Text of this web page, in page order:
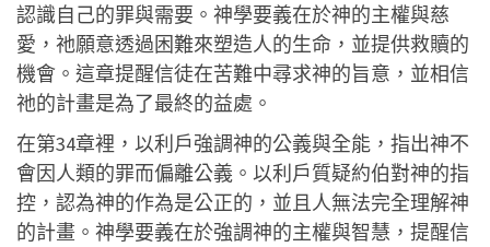
認識自己的罪與需要。神學要義在於神的主權與慈
愛，祂願意透過困難來塑造人的生命，並提供救贖的
機會。這章提醒信徒在苦難中尋求神的旨意，並相信
祂的計畫是為了最終的益處。
在第34章裡，以利戶強調神的公義與全能，指出神不
會因人類的罪而偏離公義。以利戶質疑約伯對神的指
控，認為神的作為是公正的，並且人無法完全理解神
的計畫。神學要義在於強調神的主權與智慧，提醒信